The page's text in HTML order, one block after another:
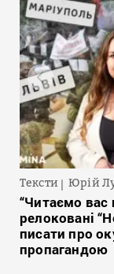
Тексти Юрій
“Читаємо вас
релоковані
писати про
пропагандою